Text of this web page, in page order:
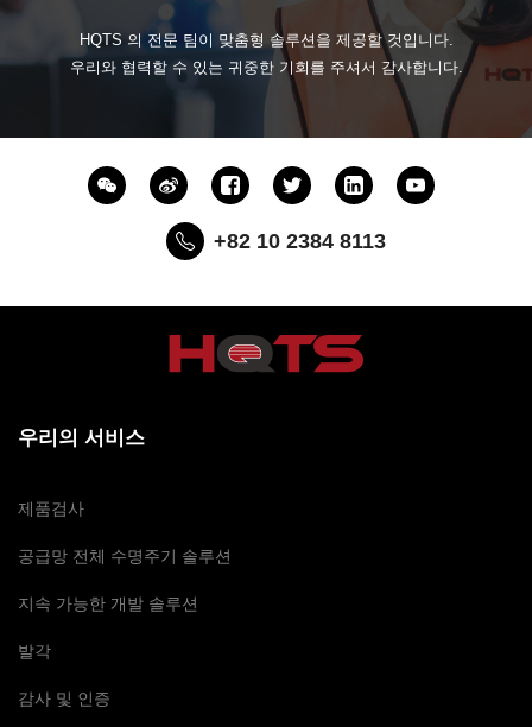
HQTS 의 전문 팀이 맞춤형 솔루션을 제공할 것입니다.
우리와 협력할 수 있는 귀중한 기회를 주셔서 감사합니다.
+82 10 2384 8113
우리의 서비스
제품검사
공급망 전체 수명주기 솔루션
지속 가능한 개발 솔루션
발각
감사 및 인증